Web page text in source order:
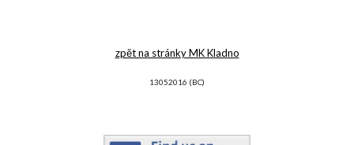
zpět na stránky MK Kladno
13052016 (BC)